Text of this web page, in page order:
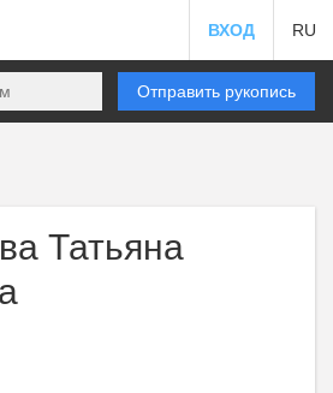
ВХОД RU
Отправить рукопись
Татьяна